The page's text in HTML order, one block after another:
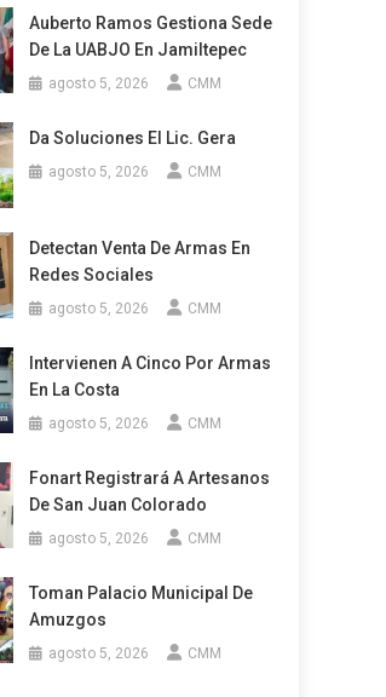
Auberto Ramos Gestiona Sede
De La UABJO En Jamiltepec
agosto 5, 2026 CMM
Da Soluciones El Lic. Gera
agosto 5, 2026 CMM
Detectan Venta De Armas En
Redes Sociales
agosto 5, 2026 CMM
Intervienen A Cinco Por Armas
En La Costa
agosto 5, 2026 CMM
Fonart Registrará A Artesanos
De San Juan Colorado
agosto 5, 2026 CMM
Toman Palacio Municipal De
Amuzgos
agosto 5, 2026 CMM